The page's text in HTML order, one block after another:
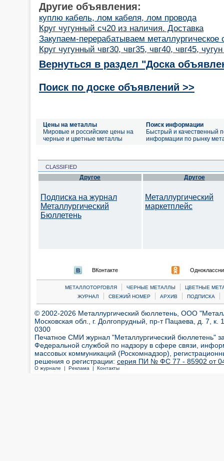
Другие объявления:
куплю кабель, лом кабеля, лом провода
Круг чугунный сч20 из наличия. Доставка
Закупаем-перерабатываем металлургическое
Круг чугунный чвг30, чвг35, чвг40, чвг45,
Вернуться в раздел "Доска
Поиск по доске объявлений >>
Цены на металлы
Мировые и российские цены на
черные и цветные металлы
Поиск информации
Быстрый и качественный
информации по рынку
CLASSIFIED
Другое
Подписка на журнал
Металлургический
Бюллетень
Другое
Металлургический
маркетплейс
ВКонтакте
МЕТАЛЛОТОРГОВЛЯ | ЧЕРНЫЕ МЕТАЛЛЫ |
ЦВЕТНЫЕ
ЖУРНАЛ
| СВЕЖИЙ НОМЕР | АРХИВ | ПОДПИСКА |
© 2002-2026 Металлургический бюллетень, ООО
Московская обл., г. Долгопрудный, пр-т Пацаева, д. 7,
0300
Печатное СМИ журнал "Металлургический бюллетень"
Федеральной службой по надзору в сфере связи,
массовых коммуникаций (Роскомнадзор),
решения о регистрации: серия ПИ № ФС 77 - 85902 от 04
О журнале | Реклама | Контакты